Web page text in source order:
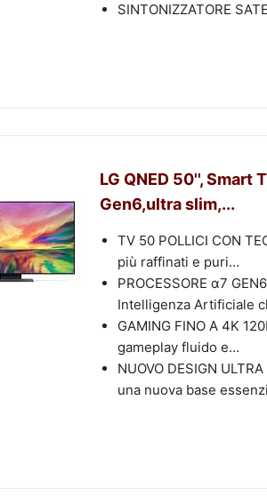
SINTONIZZATORE
LG QNED 50'', Smart
Gen6,ultra slim,...
TV 50 POLLICI CON
più raffinati e puri...
PROCESSORE α7
Intelligenza Artificiale
GAMING FINO A 4K
gameplay fluido e...
NUOVO DESIGN
una nuova base